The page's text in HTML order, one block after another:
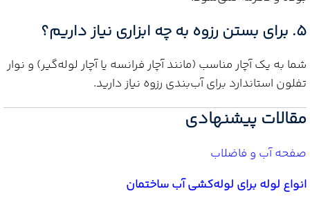
5. برای بستن رزوه به چه ابزاری نیاز داریم؟
شما به یک آچار مناسب (مانند آچار فرانسه یا آچار لوله‌گیر) و نوار
تفلون استاندارد برای آب‌بندی رزوه نیاز دارید.
مقالات پیشنهادی
صفحه آب و فاضلاب
انواع لوله برای لوله‌کشی آب ساختمان